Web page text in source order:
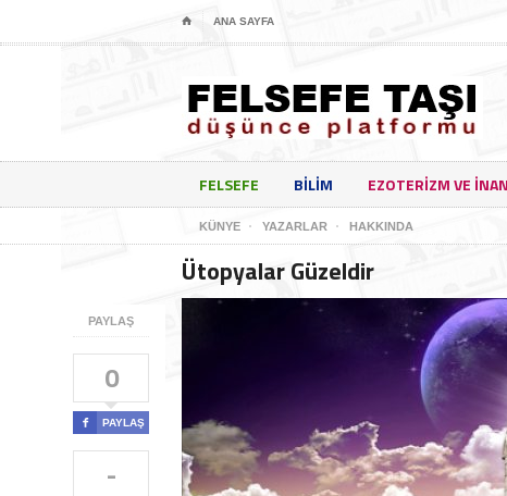
⌂ ANA SAYFA
FELSEFE BILIM EZOTERIZM VE
KÜNYE YAZARLAR HAKKINDA
PAYLAŞ
0
 PAYLAŞ
-
Ütopyalar Güzeldir